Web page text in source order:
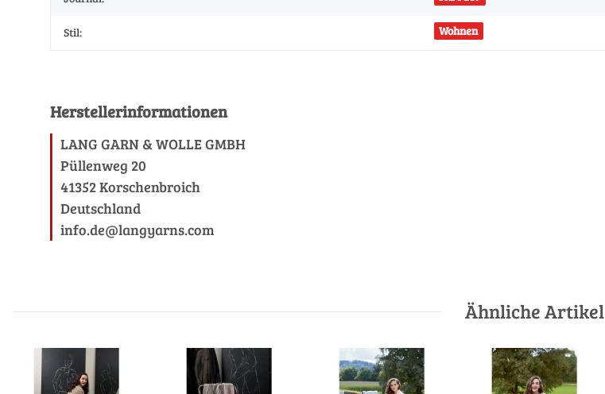
Stil: Wohnen
Herstellerinformationen
LANG GARN & WOLLE GMBH
Püllenweg 20
41352 Korschenbroich
Deutschland
info.de@langyarns.com
Ähnliche Artikel